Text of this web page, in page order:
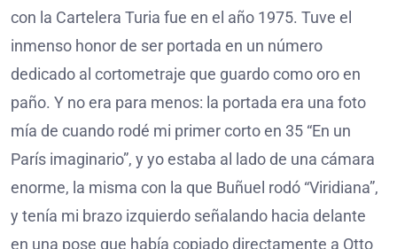
con la Cartelera Turia fue en el año 1975. Tuve el
inmenso honor de ser portada en un número
dedicado al cortometraje que guardo como oro en
paño. Y no era para menos: la portada era una foto
mía de cuando rodé mi primer corto en 35 “En un
París imaginario”, y yo estaba al lado de una cámara
enorme, la misma con la que Buñuel rodó “Viridiana”,
y tenía mi brazo izquierdo señalando hacia delante
en una pose que había copiado directamente a Otto